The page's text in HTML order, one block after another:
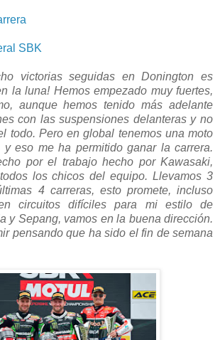
SBK
victorias seguidas en Donington es
la luna! Hemos empezado muy fuertes,
aunque hemos tenido más adelante
con las suspensiones delanteras y no
todo. Pero en global tenemos una moto
y eso me ha permitido ganar la carrera.
por el trabajo hecho por Kawasaki,
los chicos del equipo. Llevamos 3
4 carreras, esto promete, incluso
circuitos difíciles para mi estilo de
y Sepang, vamos en la buena dirección.
pensando que ha sido el fin de semana